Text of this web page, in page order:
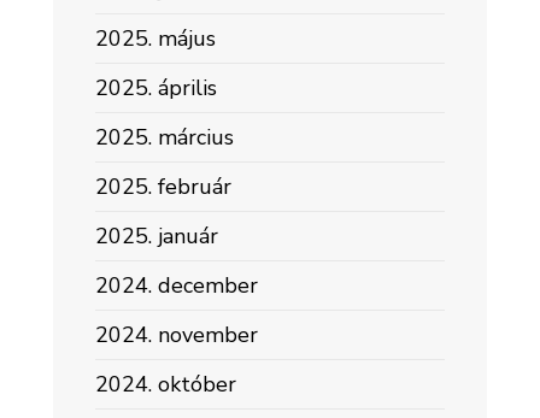
2025. május
2025. április
2025. március
2025. február
2025. január
2024. december
2024. november
2024. október